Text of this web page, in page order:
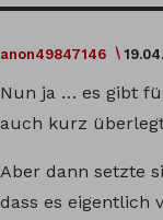
anon49847146
Nun ja … es gibt
auch kurz
Aber dann setzte
dass es eigentlich